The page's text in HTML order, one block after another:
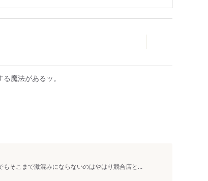
魔法があるッ。
そこまで激混みにならないのはやはり競合店と...